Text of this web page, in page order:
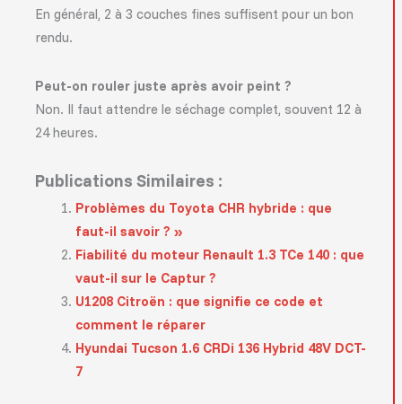
En général, 2 à 3 couches fines suffisent pour un bon
rendu.
Peut-on rouler juste après avoir peint ?
Non. Il faut attendre le séchage complet, souvent 12 à
24 heures.
Publications Similaires :
Problèmes du Toyota CHR hybride : que
faut-il savoir ? »
Fiabilité du moteur Renault 1.3 TCe 140 : que
vaut-il sur le Captur ?
U1208 Citroën : que signifie ce code et
comment le réparer
Hyundai Tucson 1.6 CRDi 136 Hybrid 48V DCT-
7